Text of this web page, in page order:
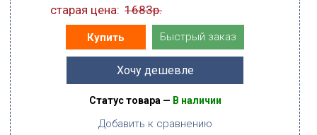
старая цена: 1683р.
Купить Быстрый заказ
Хочу дешевле
Статус товара — В наличии
Добавить к сравнению